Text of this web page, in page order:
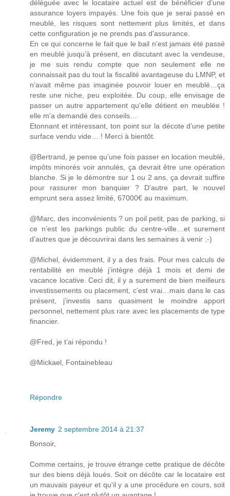
déléguée avec le locataire actuel est de bénéficier d’une
assurance loyers impayés. Une fois que je serai passé en
meublé, les risques sont nettement plus limités, et dans
cette configuration je ne prends pas d’assurance.
En ce qui concerne le fait que le bail n’est jamais été passé
en meublé jusqu’à présent, en discutant avec la vendeuse,
je me suis rendu compte que non seulement elle ne
connaissait pas du tout la fiscalité avantageuse du LMNP, et
n’avait même pas imaginée pouvoir louer en meublé…ça
reste une niche, peu exploitée. Du coup, elle envisage de
passer un autre appartement qu’elle détient en meublée !
elle m’a demandé des conseils…
Etonnant et intéressant, ton point sur la décote d’une petite
surface vendu vide… ! Merci à bientôt.
@Bertrand, je pense qu’une fois passer en location meublé,
impôts minorés voir annulés, ça devrait être une opération
blanche. Si je le démontre sur 1 ou 2 ans, ça devrait suffire
pour rassurer mon banquier ? D’autre part, le nouvel
emprunt sera assez limité, 67000€ au maximum.
@Marc, des inconvénients ? un poil petit, pas de parking, si
ce n’est les parkings public du centre-ville…et surement
d’autres que je découvrirai dans les semaines à venir ;-)
@Michel, évidemment, il y a des frais. Pour mes calculs de
rentabilité en meublé j’intègre déjà 1 mois et demi de
vacance locative. Ceci dit, il y a surement de bien meilleurs
investissements ou placement, c’est vrai…mais dans le cas
présent, j’investis sans quasiment le moindre apport
personnel, nettement plus rare avec les placements de type
financier.
@Fred, je t’ai répondu !
@Mickael, Fontainebleau
Répondre
Jeremy 2 septembre 2014 à 21:37
Bonsoir,
Comme certains, je trouve étrange cette pratique de décôte
sur des biens déjà loués. Soit on décôte car le locataire est
un mauvais payeur et qu'il y a une procédure en cours, soit